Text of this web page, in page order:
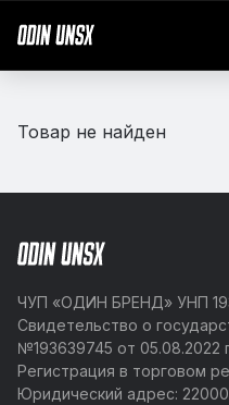
Товар не найден
ЧУП «ОДИН БРЕНД» УНП
Свидетельство о
№193639745 от 05.08.2022
Регистрация в торговом
Юридический адрес: